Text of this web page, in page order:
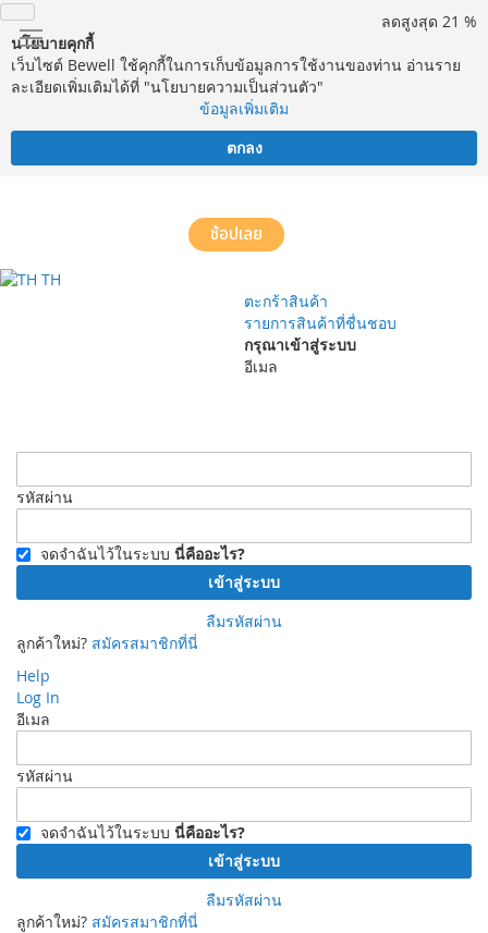
นโยบายคุกกี้
เว็บไซต์ Bewell ใช้คุกกี้ในการเก็บข้อมูลการใช้งานของท่าน อ่านราย
ละเอียดเพิ่มเติมได้ที่ "นโยบายความเป็นส่วนตัว"
ข้อมูลเพิ่มเติม
ตกลง
ช้อปเลย
TH
ตะกร้าสินค้า
รายการสินค้าที่ชื่นชอบ
กรุณาเข้าสู่ระบบ
อีเมล
รหัสผ่าน
จดจำฉันไว้ในระบบ นี่คืออะไร?
เข้าสู่ระบบ
ลืมรหัสผ่าน
ลูกค้าใหม่? สมัครสมาชิกที่นี่
Help
Log In
อีเมล
รหัสผ่าน
จดจำฉันไว้ในระบบ นี่คืออะไร?
เข้าสู่ระบบ
ลืมรหัสผ่าน
ลูกค้าใหม่? สมัครสมาชิกที่นี่
ลดสูงสุด 21 %